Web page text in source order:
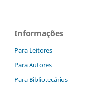
Informações
Para Leitores
Para Autores
Para Bibliotecários